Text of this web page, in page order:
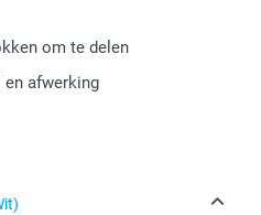
om te delen
en afwerking